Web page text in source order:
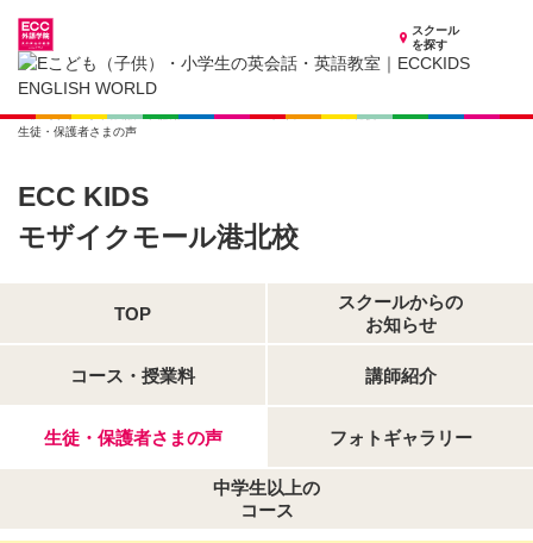
スクール
を探す
神奈川県の子供英会話・英語教室
子供（小学生）英会話・英語教室 ECCKIDS モザイクモール港北校
生徒・保護者さまの声
ECC KIDS
モザイクモール港北校
TOP
スクールからの
お知らせ
コース・授業料 講師紹介
生徒・保護者さまの声 フォトギャラリー
中学生以上の
コース